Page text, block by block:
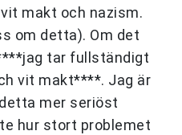
makt och nazism.
om detta). Om det
tar fullständigt
vit makt****. Jag är
mer seriöst
hur stort problemet